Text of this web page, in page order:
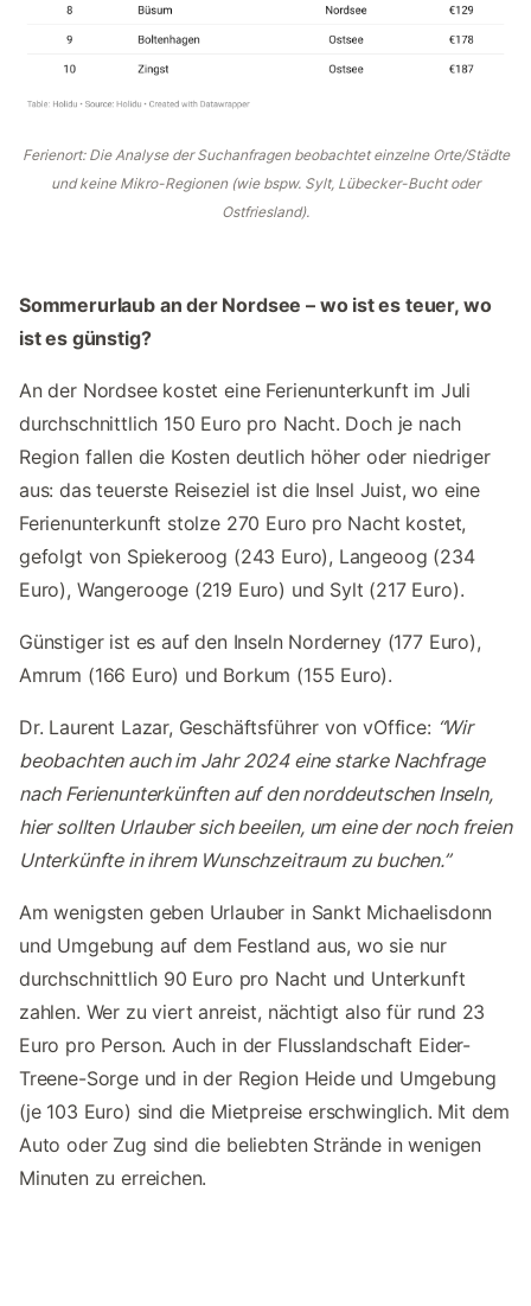
Ferienort: Die Analyse der Suchanfragen beobachtet einzelne Orte/Städte
und keine Mikro-Regionen (wie bspw. Sylt, Lübecker-Bucht oder
Ostfriesland).
Sommerurlaub an der Nordsee – wo ist es teuer, wo
ist es günstig?
An der Nordsee kostet eine Ferienunterkunft im Juli
durchschnittlich 150 Euro pro Nacht. Doch je nach
Region fallen die Kosten deutlich höher oder niedriger
aus: das teuerste Reiseziel ist die Insel Juist, wo eine
Ferienunterkunft stolze 270 Euro pro Nacht kostet,
gefolgt von Spiekeroog (243 Euro), Langeoog (234
Euro), Wangerooge (219 Euro) und Sylt (217 Euro).
Günstiger ist es auf den Inseln Norderney (177 Euro),
Amrum (166 Euro) und Borkum (155 Euro).
Dr. Laurent Lazar, Geschäftsführer von vOffice: “Wir
beobachten auch im Jahr 2024 eine starke Nachfrage
nach Ferienunterkünften auf den norddeutschen Inseln,
hier sollten Urlauber sich beeilen, um eine der noch freien
Unterkünfte in ihrem Wunschzeitraum zu buchen.”
Am wenigsten geben Urlauber in Sankt Michaelisdonn
und Umgebung auf dem Festland aus, wo sie nur
durchschnittlich 90 Euro pro Nacht und Unterkunft
zahlen. Wer zu viert anreist, nächtigt also für rund 23
Euro pro Person. Auch in der Flusslandschaft Eider-
Treene-Sorge und in der Region Heide und Umgebung
(je 103 Euro) sind die Mietpreise erschwinglich. Mit dem
Auto oder Zug sind die beliebten Strände in wenigen
Minuten zu erreichen.